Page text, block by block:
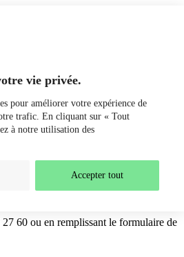
vie privée.
pour améliorer votre expérience de
trafic. En cliquant sur « Tout
à notre utilisation des
Accepter tout
60 ou en remplissant le formulaire de